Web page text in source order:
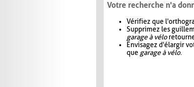
Votre recherche n'a
Vérifiez que
Supprimez les
garage à vélo
Envisagez d'élargir
que garage à vélo.